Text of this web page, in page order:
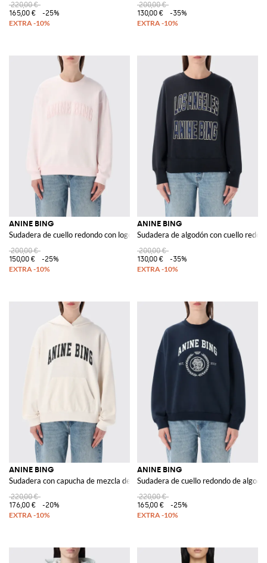
220,00 €
165,00 €
-25%
200,00 €
130,00 €
-35%
ANINE BING
Sudadera de cuello redondo con logo
200,00 €
150,00 €
-25%
ANINE BING
Sudadera de algodón con cuello
200,00 €
130,00 €
-35%
ANINE BING
Sudadera con capucha de mezcla de algodón
220,00 €
176,00 €
-20%
ANINE BING
Sudadera de cuello redondo de
220,00 €
165,00 €
-25%